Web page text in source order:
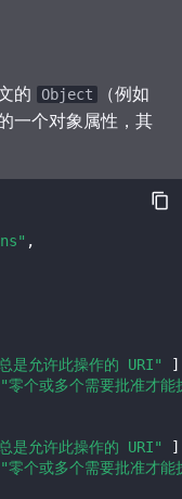
的 Object （例如
一个对象属性，其
,
是允许此操作的 URI"
"零个或多个需要批准才
是允许此操作的 URI"
"零个或多个需要批准才